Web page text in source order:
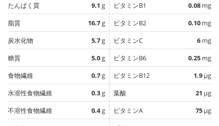
たんぱく質
9.1 g
脂質
16.7g
炭水化物
5.7g
糖質
5.0g
食物繊維
0.7g
水溶性食物繊維
0.3g
不溶性食物繊維
0.4g
ビタミンB1
0.08 mg
ビタミンB2
0.10 mg
ビタミンC
6 mg
ビタミンB6
0.25 mg
ビタミンB12
1.9 µg
葉酸
21 µg
ビタミンA
75 µg